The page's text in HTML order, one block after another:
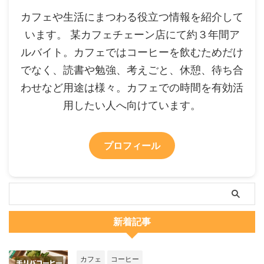
カフェや生活にまつわる役立つ情報を紹介して
います。 某カフェチェーン店にて約３年間ア
ルバイト。カフェではコーヒーを飲むためだけ
でなく、読書や勉強、考えごと、休憩、待ち合
わせなど用途は様々。カフェでの時間を有効活
用したい人へ向けています。
プロフィール
新着記事
カフェ コーヒー